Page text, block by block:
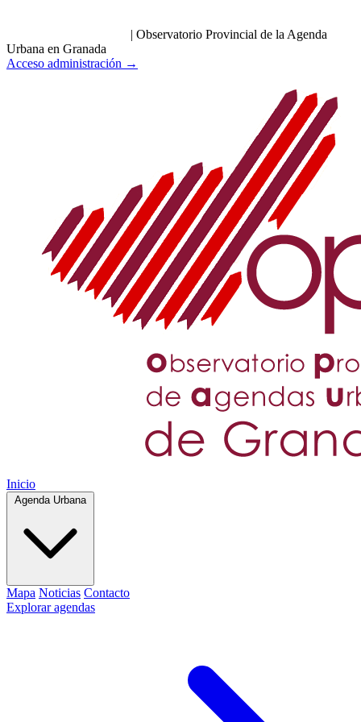
| Observatorio Provincial de la Agenda
Urbana en Granada
Acceso administración →
Inicio
Agenda Urbana
Mapa Noticias Contacto
Explorar agendas